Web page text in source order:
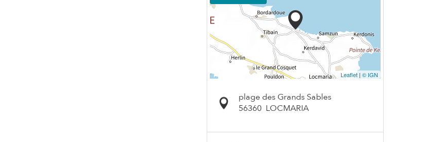
Leaflet | © IGN
plage des Grands Sables
56360 LOCMARIA